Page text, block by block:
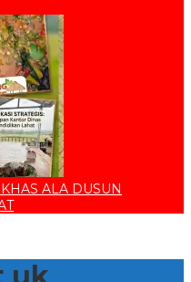
ALA DUSUN